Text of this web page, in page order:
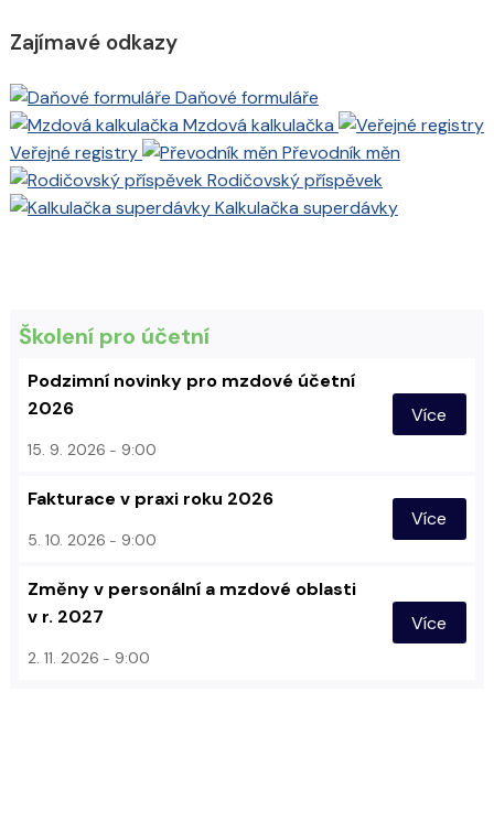
Zajímavé odkazy
Daňové formuláře
Mzdová kalkulačka
Veřejné registry
Převodník měn
Rodičovský příspěvek
Kalkulačka superdávky
Školení pro účetní
Podzimní novinky pro mzdové účetní
2026
15. 9. 2026 9:00
Více
Fakturace v praxi roku 2026
5. 10. 2026 9:00
Více
Změny v personální a mzdové oblasti
v r. 2027
2. 11. 2026 9:00
Více